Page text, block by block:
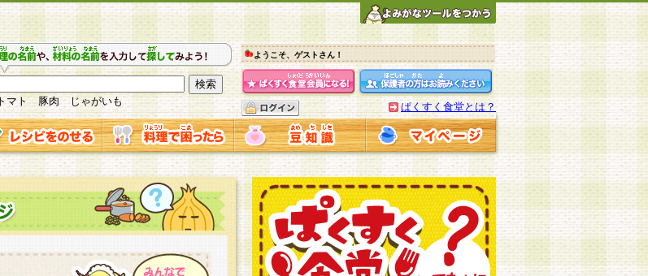
マト 豚肉 じゃがいも
ようこそ、ゲストさん！
ぱくすく食堂とは？